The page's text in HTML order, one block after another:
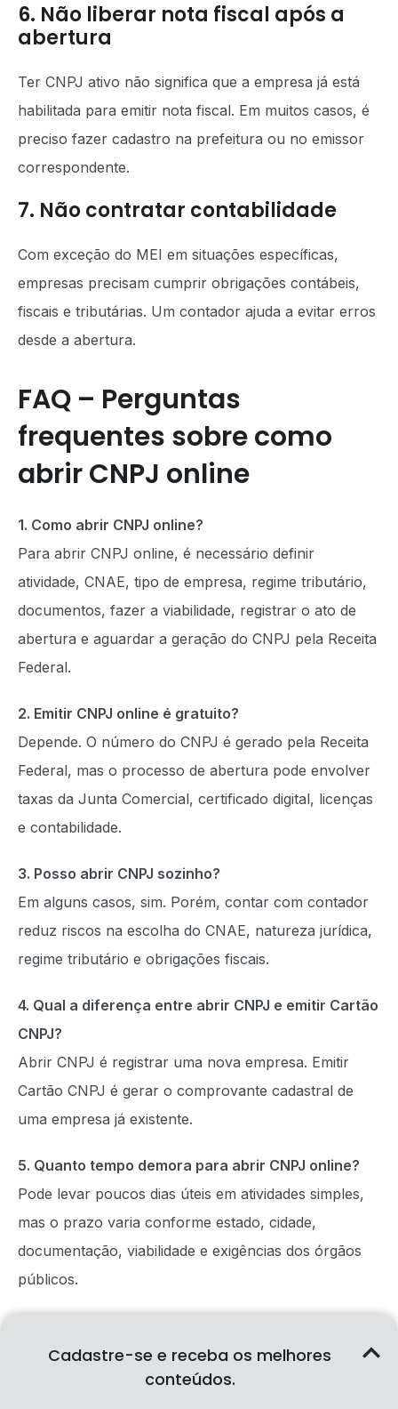
6. Não liberar nota fiscal após a
abertura
Ter CNPJ ativo não significa que a empresa já está
habilitada para emitir nota fiscal. Em muitos casos, é
preciso fazer cadastro na prefeitura ou no emissor
correspondente.
7. Não contratar contabilidade
Com exceção do MEI em situações específicas,
empresas precisam cumprir obrigações contábeis,
fiscais e tributárias. Um contador ajuda a evitar erros
desde a abertura.
FAQ – Perguntas
frequentes sobre como
abrir CNPJ online
1. Como abrir CNPJ online?
Para abrir CNPJ online, é necessário definir
atividade, CNAE, tipo de empresa, regime tributário,
documentos, fazer a viabilidade, registrar o ato de
abertura e aguardar a geração do CNPJ pela Receita
Federal.
2. Emitir CNPJ online é gratuito?
Depende. O número do CNPJ é gerado pela Receita
Federal, mas o processo de abertura pode envolver
taxas da Junta Comercial, certificado digital, licenças
e contabilidade.
3. Posso abrir CNPJ sozinho?
Em alguns casos, sim. Porém, contar com contador
reduz riscos na escolha do CNAE, natureza jurídica,
regime tributário e obrigações fiscais.
4. Qual a diferença entre abrir CNPJ e emitir Cartão
CNPJ?
Abrir CNPJ é registrar uma nova empresa. Emitir
Cartão CNPJ é gerar o comprovante cadastral de
uma empresa já existente.
5. Quanto tempo demora para abrir CNPJ online?
Pode levar poucos dias úteis em atividades simples,
mas o prazo varia conforme estado, cidade,
documentação, viabilidade e exigências dos órgãos
públicos.
Normalmente são necessários documentos pessoais
dos sócios, endereço, atividade, CNAE, capital social,
Cadastre-se e receba os melhores
conteúdos.